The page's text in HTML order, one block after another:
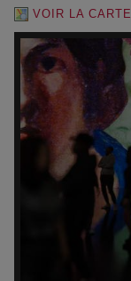
VOIR LA CARTE